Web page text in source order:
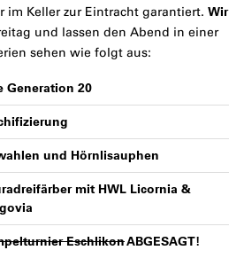
im Keller zur Eintracht garantiert. Wir
und lassen den Abend in einer
sehen wie folgt aus:
Generation 20
und Hörnlisauphen
mit HWL Licornia &
EschlikonABGESAGT!